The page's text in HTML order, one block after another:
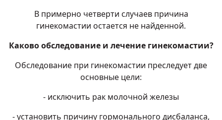
В примерно четверти случаев причина
гинекомастии остается не найденной.
Каково обследование и лечение гинекомастии?
Обследование при гинекомастии преследует две
основные цели:
- исключить рак молочной железы
- установить причину гормонального дисбаланса,